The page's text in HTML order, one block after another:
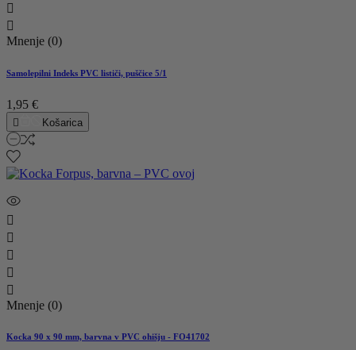


Mnenje (0)
Samolepilni Indeks PVC lističi, puščice 5/1
1,95 €
 Košarica





Mnenje (0)
Kocka 90 x 90 mm, barvna v PVC ohišju - FO41702